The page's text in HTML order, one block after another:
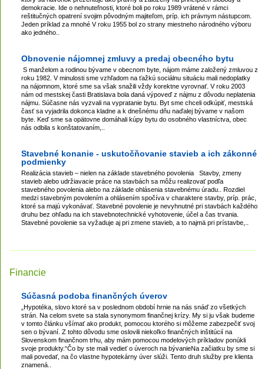
demokracie. Ide o nehnuteľnosti, ktoré boli po roku 1989 vrátené v rámci
reštitučných opatrení svojim pôvodným majiteľom, príp. ich právnym nástupcom.
Jeden príklad za mnohé V roku 1955 bol zo strany miestneho národného výboru
ako jedného..
Obnovenie nájomnej zmluvy a predaj obecného bytu
S manželom a rodinou bývame v obecnom byte, nájom máme založený zmluvou z
roku 1982. V minulosti sme vzhľadom na ťažkú sociálnu situáciu mali nedoplatky
na nájomnom, ktoré sme sa však snažili vždy korektne vyrovnať. V roku 2003
nám od mestskej časti Bratislava bola daná výpoveď z nájmu z dôvodu neplatenia
nájmu. Súčasne nás vyzvali na vypratanie bytu. Byt sme chceli odkúpiť, mestská
časť sa vyjadrila dokonca kladne a k dnešnému dňu naďalej bývame v našom
byte. Keď sme sa opätovne domáhali kúpy bytu do osobného vlastníctva, obec
nás odbila s konštatovaním,..
Stavebné konanie - uskutočňovanie stavieb a ich zákonné
podmienky
Realizácia stavieb – nielen na základe stavebného povolenia Stavby, zmeny
stavieb alebo udržiavacie práce na stavbách sa môžu realizovať podľa
stavebného povolenia alebo na základe ohlásenia stavebnému úradu.. Rozdiel
medzi stavebným povolením a ohlásením spočíva v charaktere stavby, príp. prác,
ktoré sa majú vykonávať. Stavebné povolenie je nevyhnutné pri stavbách každého
druhu bez ohľadu na ich stavebnotechnické vyhotovenie, účel a čas trvania.
Stavebné povolenie sa vyžaduje aj pri zmene stavieb, a to najmä pri prístavbe,..
Financie
Súčasná podoba finančných úverov
„Hypotéka, slovo ktoré sa v poslednom období hrnie na nás snáď zo všetkých
strán. Na celom svete sa stala synonymom finančnej krízy. My si ju však budeme
v tomto článku všímať ako produkt, pomocou ktorého si môžeme zabezpečiť svoj
sen o bývaní. Z tohto dôvodu sme oslovili niekoľko finančných inštitúcií na
Slovenskom finančnom trhu, aby mám pomocou modelových príkladov ponúkli
svoje produkty.“Čo by ste mali vedieť o úveroch na bývanieNa začiatku by sme si
mali povedať, na čo vlastne hypotekárny úver slúži. Tento druh služby pre klienta
znamená..